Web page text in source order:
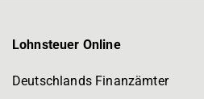
Lohnsteuer Online
Deutschlands Finanzämter